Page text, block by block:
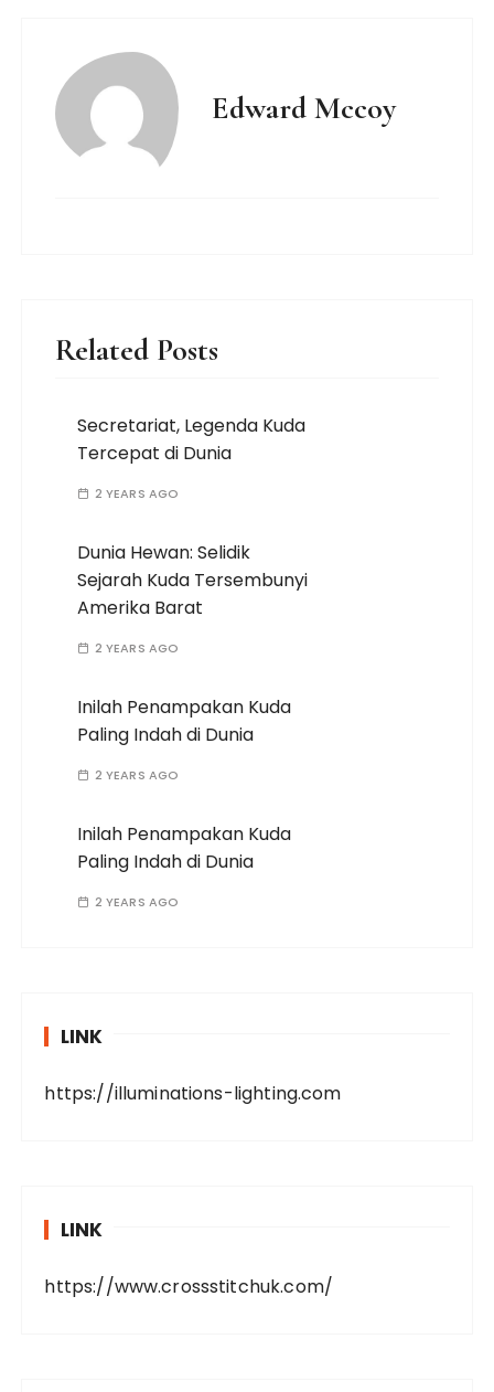
Edward Mccoy
Related Posts
Secretariat, Legenda Kuda
Tercepat di Dunia
2 YEARS AGO
Dunia Hewan: Selidik
Sejarah Kuda Tersembunyi
Amerika Barat
2 YEARS AGO
Inilah Penampakan Kuda
Paling Indah di Dunia
2 YEARS AGO
Inilah Penampakan Kuda
Paling Indah di Dunia
2 YEARS AGO
LINK
https://illuminations-lighting.com
LINK
https://www.crossstitchuk.com/